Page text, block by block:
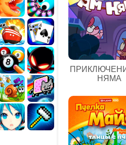
НЯМА